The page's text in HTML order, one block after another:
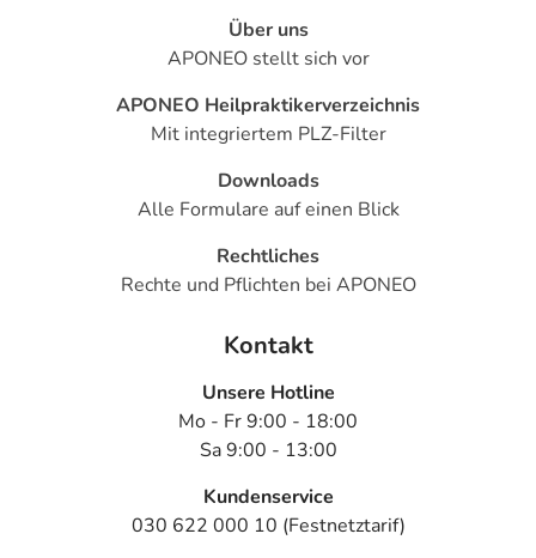
Über uns
APONEO stellt sich vor
APONEO Heilpraktikerverzeichnis
Mit integriertem PLZ-Filter
Downloads
Alle Formulare auf einen Blick
Rechtliches
Rechte und Pflichten bei APONEO
Kontakt
Unsere Hotline
Mo - Fr 9:00 - 18:00
Sa 9:00 - 13:00
Kundenservice
030 622 000 10 (Festnetztarif)